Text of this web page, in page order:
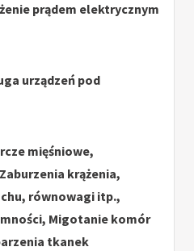
prądem elektrycznym
urządzeń pod
mięśniowe,
krążenia,
równowagi itp.,
Migotanie komór
tkanek